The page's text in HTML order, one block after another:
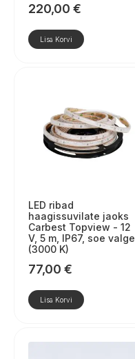
220,00 €
Lisa Korvi
LED ribad
haagissuvilate jaoks
Carbest Topview - 12
V, 5 m, IP67, soe valge
(3000 K)
77,00 €
Lisa Korvi